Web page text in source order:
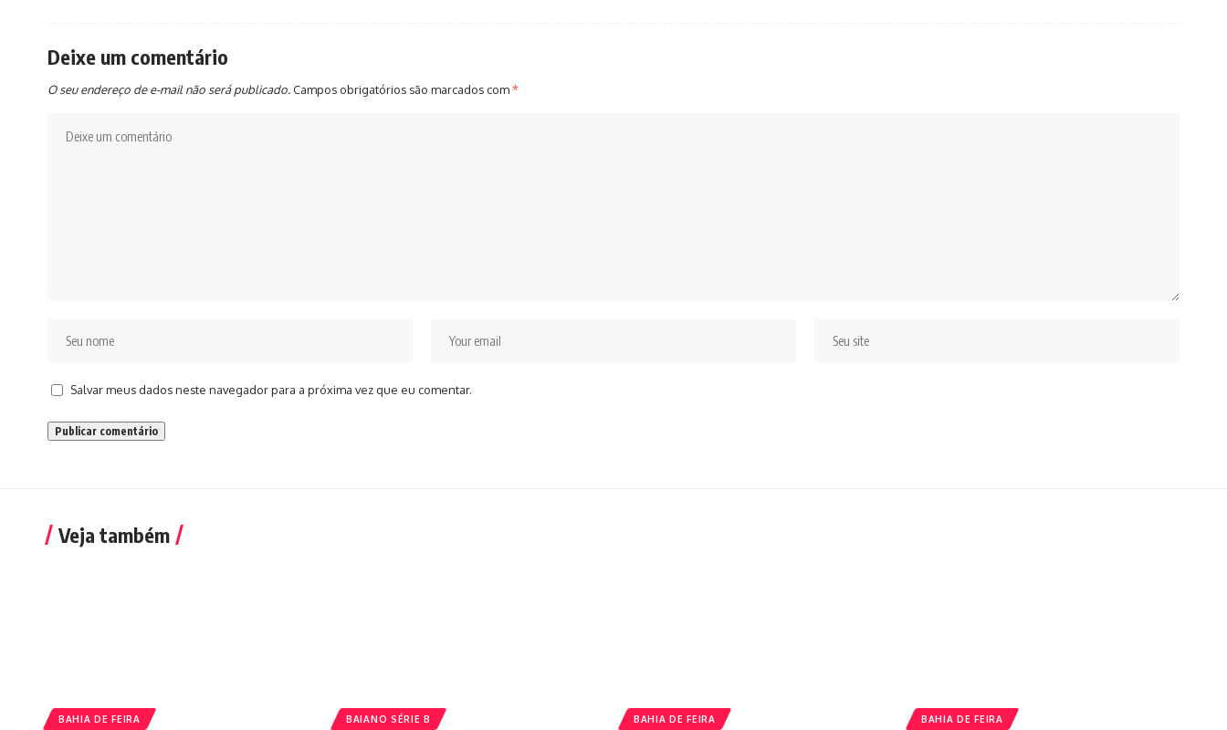
Deixe um comentário
O seu endereço de e-mail não será publicado. Campos obrigatórios são marcados com*
Salvar meus dados neste navegador para a próxima vez que eu comentar.
Veja também
BAHIA DE FEIRA BAIANO SÉRIE B BAHIA DE FEIRA BAHIA DE FEIRA